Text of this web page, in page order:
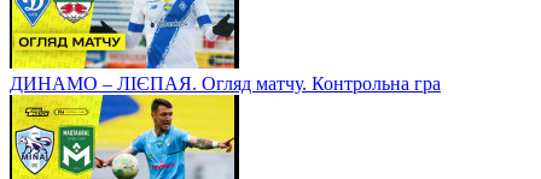
ДИНАМО – ЛІЄПАЯ. Огляд матчу. Контрольна гра